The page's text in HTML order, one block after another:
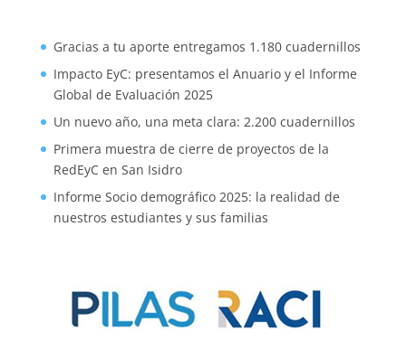
Gracias a tu aporte entregamos 1.180 cuadernillos
Impacto EyC: presentamos el Anuario y el Informe
Global de Evaluación 2025
Un nuevo año, una meta clara: 2.200 cuadernillos
Primera muestra de cierre de proyectos de la
RedEyC en San Isidro
Informe Socio demográfico 2025: la realidad de
nuestros estudiantes y sus familias